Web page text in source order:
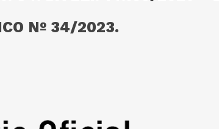
Nº 34/2023.